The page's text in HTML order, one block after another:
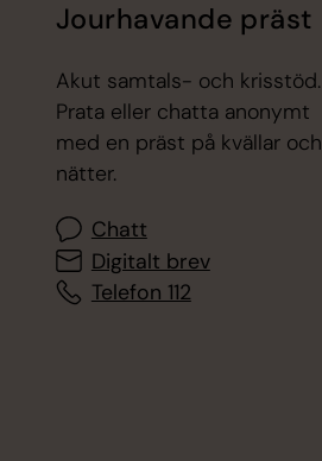
Jourhavande präst
Akut samtals- och krisstöd.
Prata eller chatta anonymt
med en präst på kvällar och
nätter.
Chatt
Digitalt brev
Telefon 112